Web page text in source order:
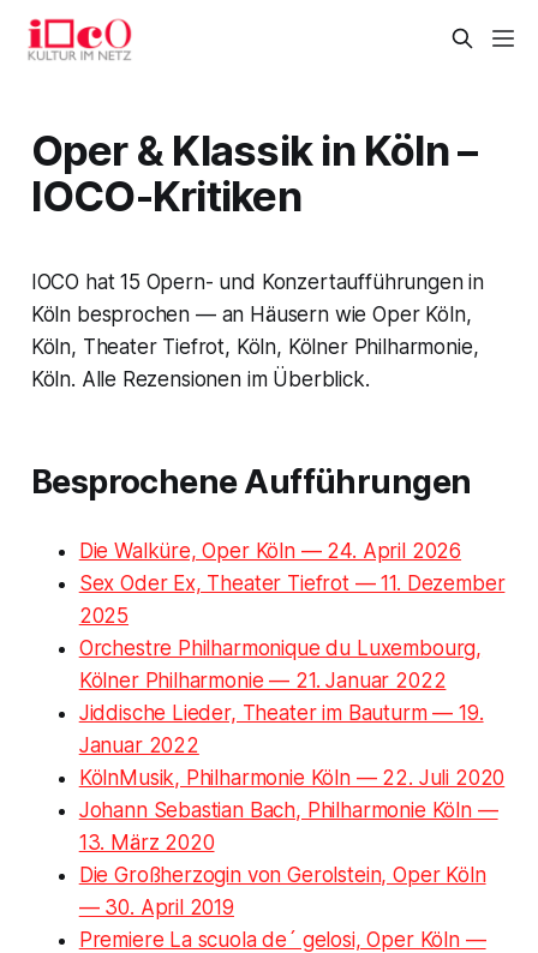
Oper & Klassik in Köln –
IOCO-Kritiken
IOCO hat 15 Opern- und Konzertaufführungen in
Köln besprochen — an Häusern wie Oper Köln,
Köln, Theater Tiefrot, Köln, Kölner Philharmonie,
Köln. Alle Rezensionen im Überblick.
Besprochene Aufführungen
Die Walküre, Oper Köln — 24. April 2026
Sex Oder Ex, Theater Tiefrot — 11. Dezember
2025
Orchestre Philharmonique du Luxembourg,
Kölner Philharmonie — 21. Januar 2022
Jiddische Lieder, Theater im Bauturm — 19.
Januar 2022
KölnMusik, Philharmonie Köln — 22. Juli 2020
Johann Sebastian Bach, Philharmonie Köln —
13. März 2020
Die Großherzogin von Gerolstein, Oper Köln
— 30. April 2019
Premiere La scuola de´ gelosi, Oper Köln —